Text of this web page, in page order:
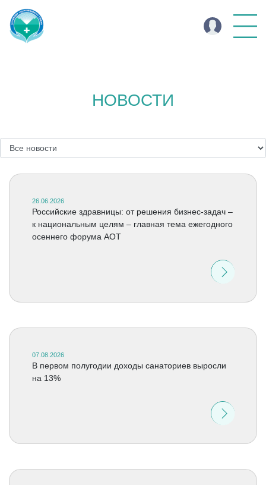
НОВОСТИ
26.06.2026
Российские здравницы: от решения бизнес-задач –
к национальным целям – главная тема ежегодного
осеннего форума АОТ
07.08.2026
В первом полугодии доходы санаториев выросли
на 13%